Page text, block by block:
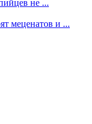
не ...
меценатов и ...